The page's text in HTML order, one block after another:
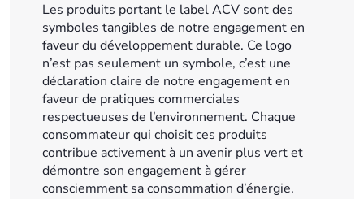
Les produits portant le label ACV sont des
symboles tangibles de notre engagement en
faveur du développement durable. Ce logo
n’est pas seulement un symbole, c’est une
déclaration claire de notre engagement en
faveur de pratiques commerciales
respectueuses de l’environnement. Chaque
consommateur qui choisit ces produits
contribue activement à un avenir plus vert et
démontre son engagement à gérer
consciemment sa consommation d’énergie.